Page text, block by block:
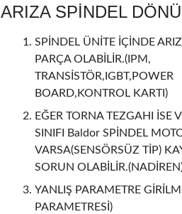
ARIZA SPİNDEL
SPİNDEL ÜNİTE İÇİNDE
PARÇA OLABİLİR.(IPM,
TRANSİSTÖR,IGBT,POWER
BOARD,KONTROL KARTI)
EĞER TORNA TEZGAHI İSE
SINIFI Baldor SPİNDEL
VARSA(SENSÖRSÜZ TİP)
SORUN
YANLIŞ PARAMETRE
PARAMETRESİ)